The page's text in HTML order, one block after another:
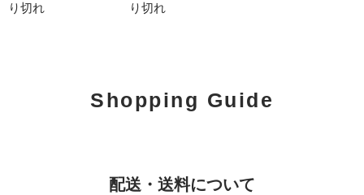
り切れ
り切れ
Shopping Guide
配送・送料について